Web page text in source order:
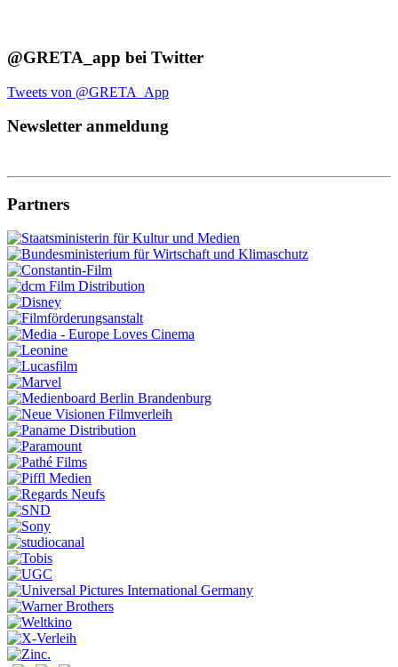
@GRETA_app bei Twitter
Tweets von @GRETA_App
Newsletter anmeldung
Partners